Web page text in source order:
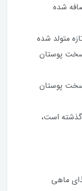
شده
سخت پوستان
سخت پوستان
غذا گذشته است،
ماهی